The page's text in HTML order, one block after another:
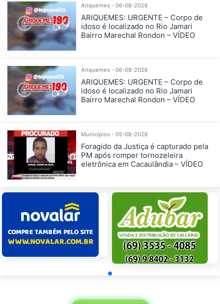
Ariquemes - 06-08-2026
ARIQUEMES: URGENTE – Corpo de
idoso é localizado no Rio Jamari
Bairro Marechal Rondon – VÍDEO
Ariquemes - 06-08-2026
ARIQUEMES: URGENTE – Corpo de
idoso é localizado no Rio Jamari
Bairro Marechal Rondon – VÍDEO
Municípios - 05-08-2026
Foragido da Justiça é capturado pela
PM após romper tornozeleira
eletrônica em Cacaulândia – VÍDEO